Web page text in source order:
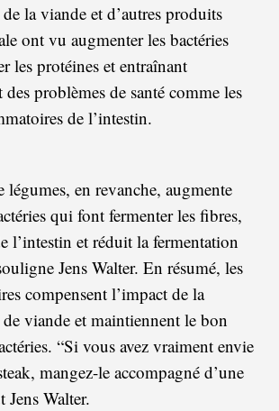
la viande et d’autres produits
ont vu augmenter les bactéries
les protéines et entraînant
problèmes de santé comme les
de l’intestin.
légumes, en revanche, augmente
qui font fermenter les fibres,
l’intestin et réduit la fermentation
Jens Walter. En résumé, les
compensent l’impact de la
viande et maintiennent le bon
“Si vous avez vraiment envie
mangez-le accompagné d’une
Jens Walter.